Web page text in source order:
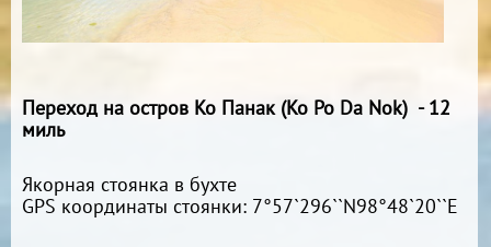
Переход на остров Ко Панак (Ko Po Da Nok) - 12
миль
Якорная стоянка в бухте
GPS координаты стоянки: 7°57`296``N98°48`20``E